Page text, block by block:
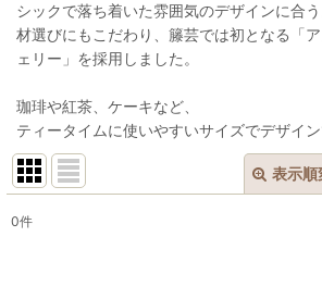
シックで落ち着いた雰囲気のデザインに合う
材選びにもこだわり、籐芸では初となる「
ェリー」を採用しました。
珈琲や紅茶、ケーキなど、
ティータイムに使いやすいサイズでデザイン
表示順
0件